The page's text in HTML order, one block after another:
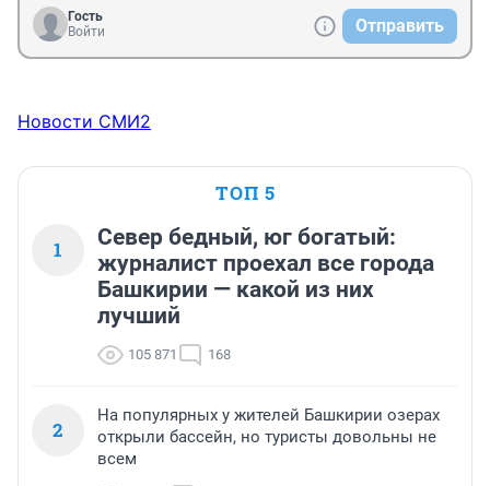
Гость
Войти
Отправить
Новости СМИ2
ТОП 5
1
Север бедный, юг богатый:
журналист проехал все города
Башкирии — какой из них
лучший
105 871 168
2
На популярных у жителей Башкирии озерах
открыли бассейн, но туристы довольны не
всем